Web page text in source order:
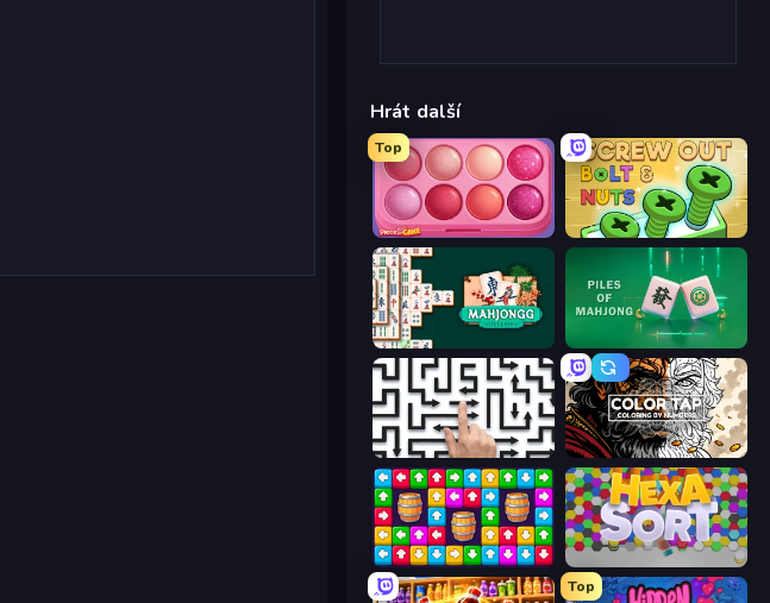
Hrát další
Top
Piece of Cake: Merge and Bake Screw Out: Bolts and Nuts
Mahjongg Solitaire Piles of Mahjong
Arrow Escape: Puzzle Color Tap: Coloring by Numbers
Tap Away Story
Top